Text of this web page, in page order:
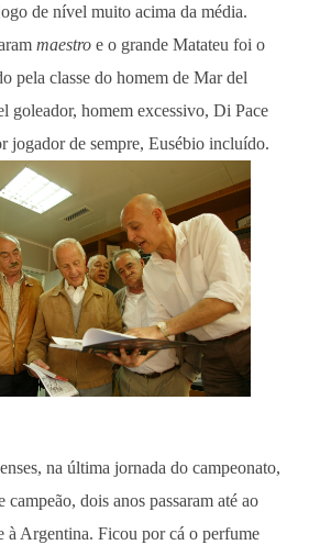
de nível muito acima da média.
maestroe o grande Matateu foi o
pela classe do homem de Mar del
goleador, homem excessivo, Di Pace
jogador de sempre, Eusébio incluído.
na última jornada do campeonato,
dois anos passaram até ao
à Argentina. Ficou por cá o perfume